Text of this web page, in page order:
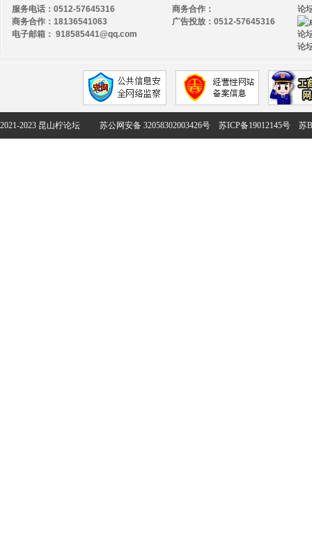
服务电话：0512-57645316
商务合作：18136541063
电子邮箱： 918585441@qq.com
论
论
论
商务合作：
广告投放：0512-57645316
2021-2023 昆山柠论坛 苏公网安备 32058302003426号 苏ICP备19012145号 苏